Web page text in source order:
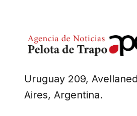
Uruguay 209,
Aires, Argentina.